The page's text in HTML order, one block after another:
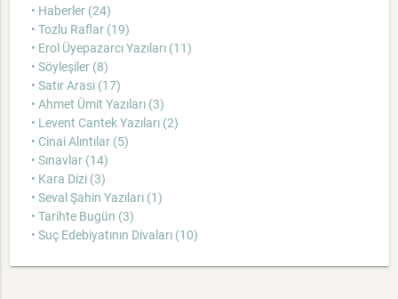
• Haberler (24)
• Tozlu Raflar (19)
• Erol Üyepazarcı Yazıları (11)
• Söyleşiler (8)
• Satır Arası (17)
• Ahmet Ümit Yazıları (3)
• Levent Cantek Yazıları (2)
• Cinai Alıntılar (5)
• Sınavlar (14)
• Kara Dizi (3)
• Seval Şahin Yazıları (1)
• Tarihte Bugün (3)
• Suç Edebiyatının Divaları (10)